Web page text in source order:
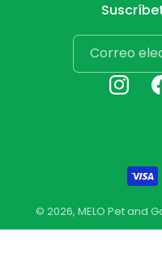
Correo
de
pago
© 2026, MELO Pet and